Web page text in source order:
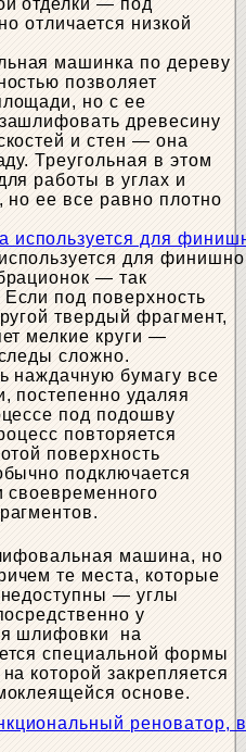
отделки — под
отличается низкой
машинка по дереву
позволяет
но с ее
древесину
и стен — она
Треугольная в этом
работы в углах и
но ее все равно плотно
для
— так
под поверхность
твердый фрагмент,
мелкие круги —
сложно.
наждачную бумагу все
постепенно удаляя
под подошву
повторяется
поверхность
подключается
своевременного
машина, но
те места, которые
— углы
у
шлифовки на
специальной формы
которой закрепляется
основе.